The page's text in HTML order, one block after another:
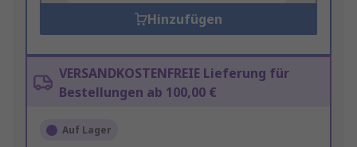
Hinzufügen
VERSANDKOSTENFREIE Lieferung für
Bestellungen ab 100,00 €
Auf Lager